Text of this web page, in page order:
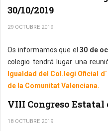
30/10/2019
29 OCTUBRE 2019
Os informamos que el 30 de
colegio tendrá lugar una
Igualdad del Col.legi Oficial
de la Comunitat Valenciana.
VIII Congreso Estatal
18 OCTUBRE 2019